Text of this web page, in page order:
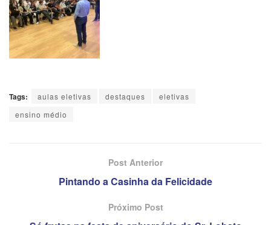
Tags: aulas eletivas destaques
eletivas
ensino médio
Post Anterior
Pintando a Casinha da Felicidade
Próximo Post